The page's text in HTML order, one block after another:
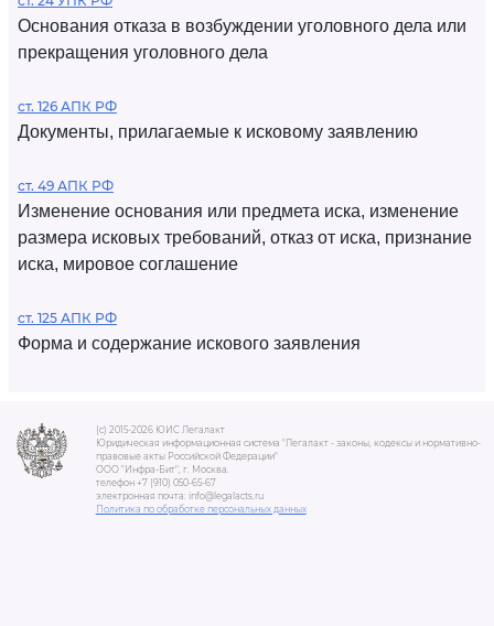
Основания отказа в возбуждении уголовного дела или
прекращения уголовного дела
ст. 126 АПК РФ
Документы, прилагаемые к исковому заявлению
ст. 49 АПК РФ
Изменение основания или предмета иска, изменение
размера исковых требований, отказ от иска, признание
иска, мировое соглашение
ст. 125 АПК РФ
Форма и содержание искового заявления
(c) 2015-2026 ЮИС Легалакт
Юридическая информационная система "Легалакт - законы, кодексы и нормативно-
правовые акты Российской Федерации"
ООО "Инфра-Бит", г. Москва.
телефон +7 (910) 050-65-67
электронная почта: info@legalacts.ru
Политика по обработке персональных данных